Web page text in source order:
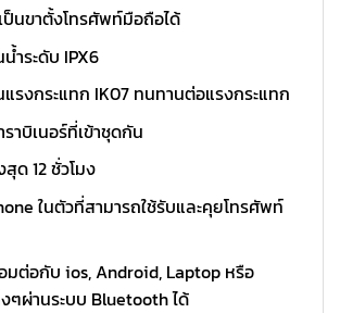
ป็นขาตั้งโทรศัพท์มือถือได้
ำระดับ IPX6
รงกระแทก IK07 ทนทานต่อแรงกระแทก
าบิเนอร์ที่เข้าชุดกัน
สุด 12 ชั่วโมง
ในตัวที่สามารถใช้รับและคุยโทรศัพท์
มต่อกับ ios, Android, Laptop หรือ
ผ่านระบบ Bluetooth ได้